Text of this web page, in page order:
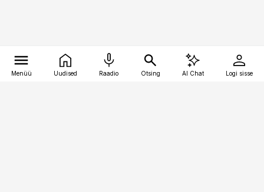
Menüü Uudised Raadio Otsing AI Chat Logi sisse